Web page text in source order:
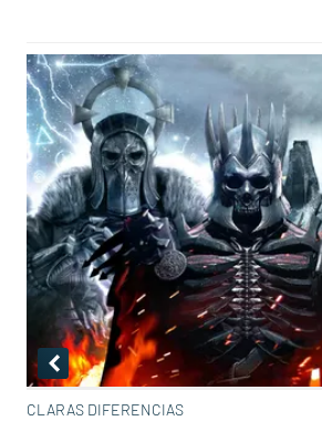
CLARAS DIFERENCIAS